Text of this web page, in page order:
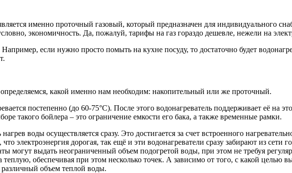
именно проточный газовый, который предназначен для индивидуального
экономичность. Да, пожалуй, тарифы на газ гораздо дешевле, нежели на
если нужно просто помыть на кухне посуду, то достаточно будет
какой именно нам необходим: накопительный или же проточный.
постепенно (до 60-75°С). После этого водонагреватель поддерживает её на
такого бойлера – это ограничение емкости его бака, а также временные рамки.
воды осуществляется сразу. Это достигается за счет встроенного
электроэнергия дорогая, так ещё и эти водонагреватели сразу забирают из сети
могут выдать неограниченный объем подогретой воды, при этом не требуя
обеспечивая при этом несколько точек. А зависимо от того, с какой целью
различный объем теплой воды.